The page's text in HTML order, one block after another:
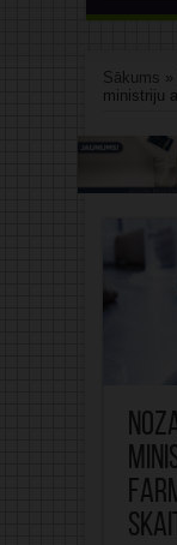
Sākums »
ministriju